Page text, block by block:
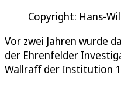
Copyright: Hans-
Vor zwei Jahren wurde
der Ehrenfelder
Wallraff der Institution